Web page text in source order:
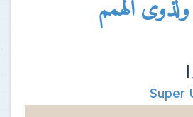
ولذوى الهمم
|
Super